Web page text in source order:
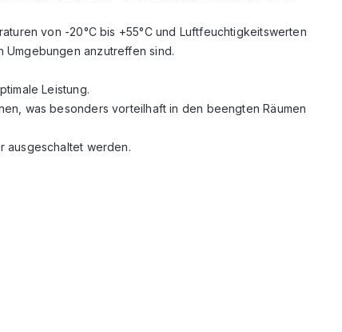
von -20°C bis +55°C und Luftfeuchtigkeitswerten
anzutreffen sind.
Leistung.
was besonders vorteilhaft in den beengten Räumen
ausgeschaltet werden.